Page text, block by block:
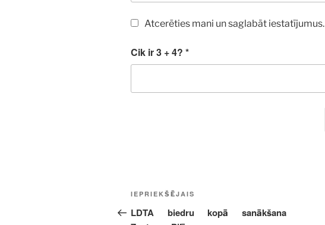
Atcerēties mani un saglabāt iestatījumus.
Cik ir 3 + 4? *
Ziņu
izvēlne
Iepriekšējā
ziņa:
IEPRIEKŠĒJAIS
LDTA biedru kopā sanākšana